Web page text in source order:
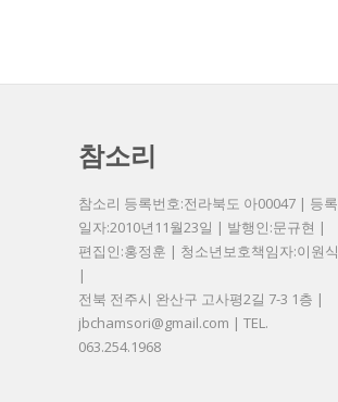
참소리
참소리 등록번호:전라북도 아00047 | 등록
일자:2010년11월23일 | 발행인:문규현 |
편집인:홍정훈 | 청소년보호책임자:이원식
|
전북 전주시 완산구 고사평2길 7-3 1층 |
jbchamsori@gmail.com | TEL.
063.254.1968